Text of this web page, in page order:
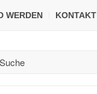
WERDEN KONTAKT